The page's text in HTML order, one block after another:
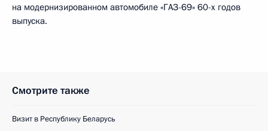
на модернизированном автомобиле «ГАЗ-69» 60-х годов
выпуска.
Смотрите также
Визит в Республику Беларусь